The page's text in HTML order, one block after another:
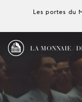
Les portes du
LA MONNAIE /